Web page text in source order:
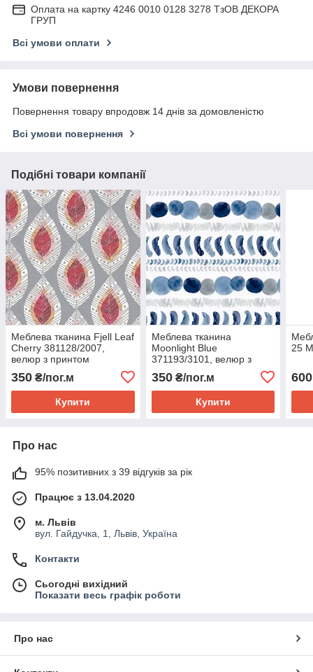
Оплата на картку 4246 0010 0128 3278 ТзОВ ДЕКОРА
ГРУП
Всі умови оплати
Умови повернення
Повернення товару впродовж 14 днів за домовленістю
Всі умови повернення
Подібні товари компанії
Меблева тканина Fjell Leaf
Cherry 381128/2007,
велюр з принтом
350 ₴/пог.м
Купити
Меблева тканина
Moonlight Blue
371193/3101, велюр з
350₴/пог.м
Купити
25
600
Про нас
95% позитивних з 39 відгуків за рік
Працює з 13.04.2020
м. Львів
вул. Гайдучка, 1, Львів, Україна
Контакти
Сьогодні вихідний
Показати весь графік роботи
Про нас